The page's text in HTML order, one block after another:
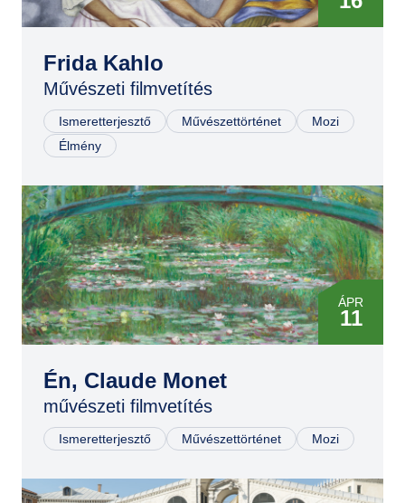
10
02
JÚN
16
AUG
22
Frida Kahlo
Művészeti filmvetítés
Ismeretterjesztő Művészettörténet
Mozi
Élmény
ÁPR
11
22
Én, Claude Monet
művészeti filmvetítés
Ismeretterjesztő Művészettörténet Mozi